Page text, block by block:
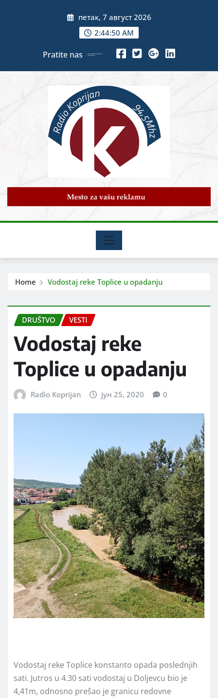
петак, 7 август 2026
2:44:52 AM
Pratite nas
Home Vodostaj reke Toplice u opadanju
DRUŠTVO VESTI
Vodostaj reke
Toplice u opadanju
Radio Koprijan јун 25, 2020 0
Vodostaj reke Toplice konstanto opada poslednjih
sati. Jutros u 4.30 sati vodostaj u Doljevcu bio je
4,41m, odnosno prešao je granicu redovne